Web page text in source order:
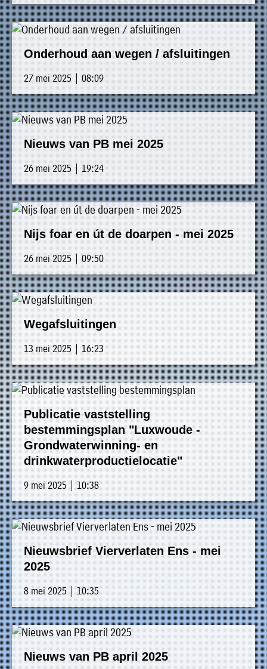
Onderhoud aan wegen / afsluitingen
27 mei 2025 | 08:09
Nieuws van PB mei 2025
26 mei 2025 | 19:24
Nijs foar en út de doarpen - mei 2025
26 mei 2025 | 09:50
Wegafsluitingen
13 mei 2025 | 16:23
Publicatie vaststelling
bestemmingsplan "Luxwoude -
Grondwaterwinning- en
drinkwaterproductielocatie"
9 mei 2025 | 10:38
Nieuwsbrief Vierverlaten Ens - mei
2025
8 mei 2025 | 10:35
Nieuws van PB april 2025